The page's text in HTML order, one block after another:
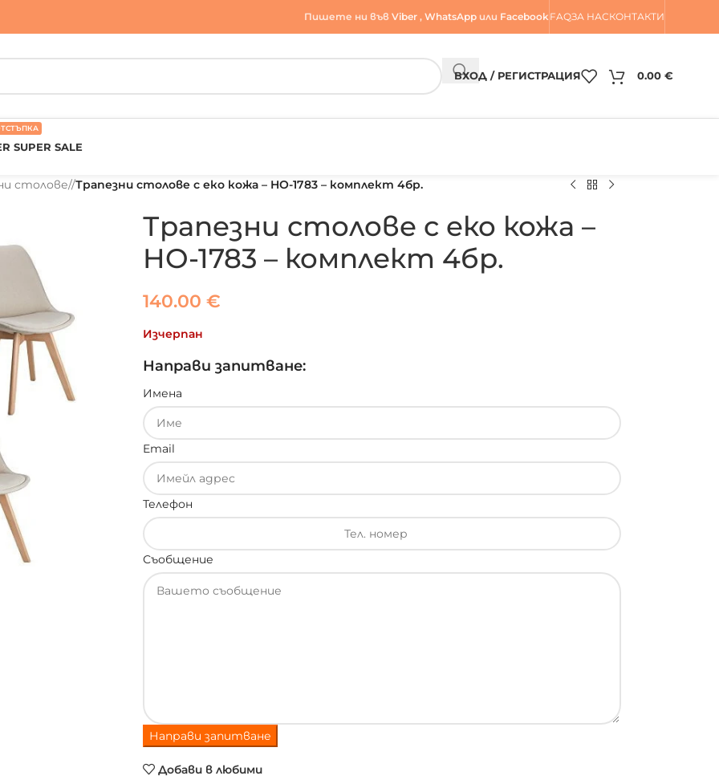
Пишете ни във Viber , WhatsAppили FacebookFAQЗА НАСКОНТАКТИ
ВХОД / РЕГИСТРАЦИЯ 0.00 €
SUPER SALE
столове/ Трапезни столове с еко кожа – HO-1783 – комплект 4бр.
Трапезни столове с еко кожа –
HO-1783 – комплект 4бр.
140.00 €
Изчерпан
Направи запитване:
Имена
Email
Телефон
Съобщение
Направи запитване
Добави в любими